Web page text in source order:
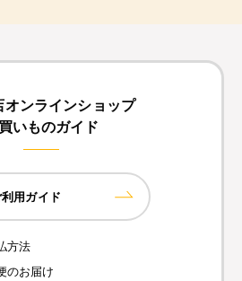
オンラインショップ
いものガイド
用ガイド
方法
のお届け